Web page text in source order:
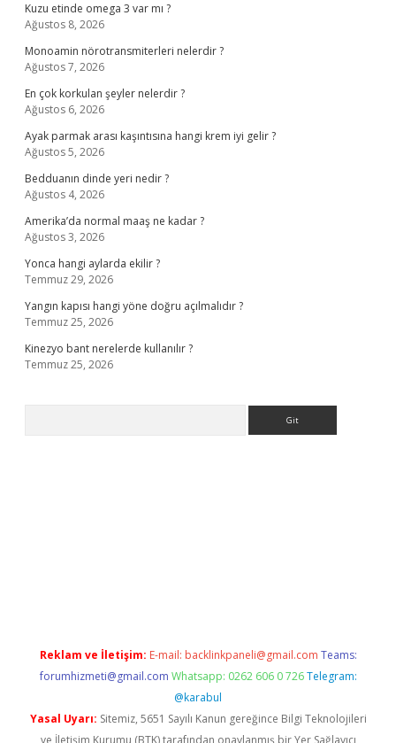
Kuzu etinde omega 3 var mı ?
Ağustos 8, 2026
Monoamin nörotransmiterleri nelerdir ?
Ağustos 7, 2026
En çok korkulan şeyler nelerdir ?
Ağustos 6, 2026
Ayak parmak arası kaşıntısına hangi krem iyi gelir ?
Ağustos 5, 2026
Bedduanın dinde yeri nedir ?
Ağustos 4, 2026
Amerika’da normal maaş ne kadar ?
Ağustos 3, 2026
Yonca hangi aylarda ekilir ?
Temmuz 29, 2026
Yangın kapısı hangi yöne doğru açılmalıdır ?
Temmuz 25, 2026
Kinezyo bant nerelerde kullanılır ?
Temmuz 25, 2026
Reklam ve İletişim: E-mail: backlinkpaneli@gmail.com Teams:
forumhizmeti@gmail.com Whatsapp: 0262 606 0 726 Telegram:
@karabul
Yasal Uyarı: Sitemiz, 5651 Sayılı Kanun gereğince Bilgi Teknolojileri
ve İletişim Kurumu (BTK) tarafından onaylanmış bir Yer Sağlayıcı